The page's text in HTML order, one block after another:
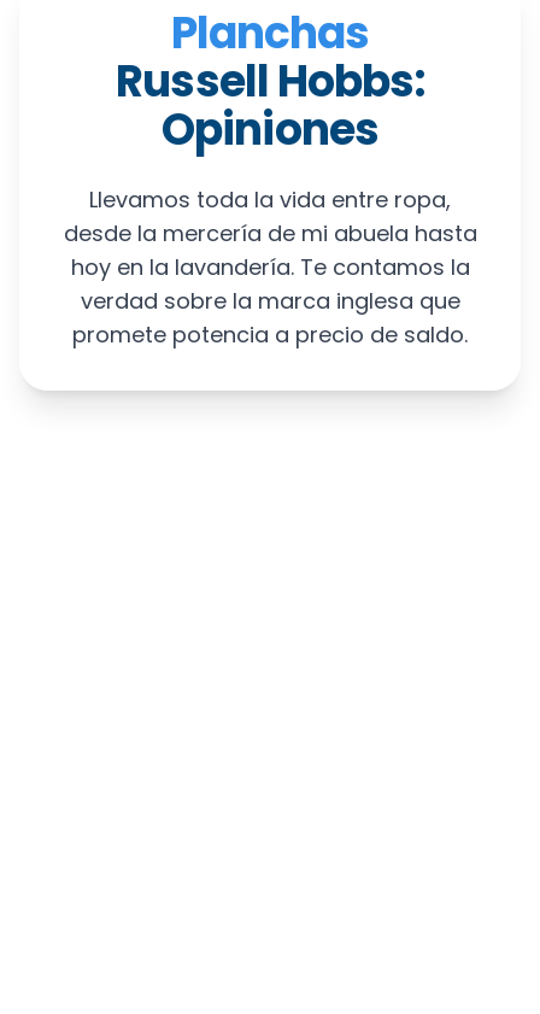
Planchas
Russell Hobbs:
Opiniones
Llevamos toda la vida entre ropa,
desde la mercería de mi abuela hasta
hoy en la lavandería. Te contamos la
verdad sobre la marca inglesa que
promete potencia a precio de saldo.